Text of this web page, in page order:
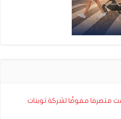
متصرفا مفوضًا لشركة توبنات